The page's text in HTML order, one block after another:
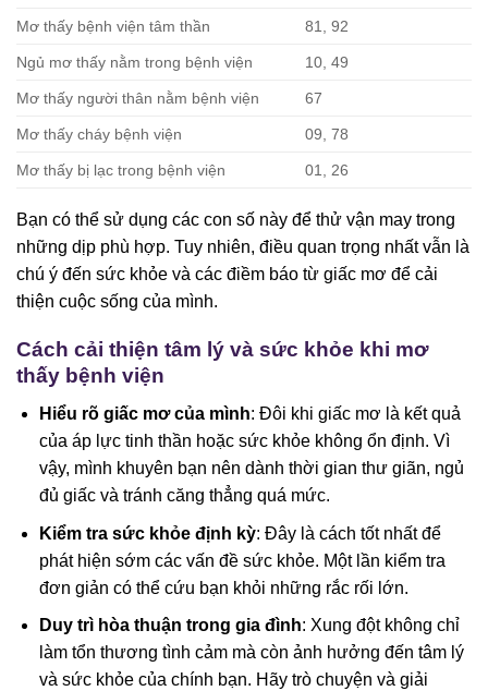
Mơ thấy bệnh viện tâm thần 81, 92
Ngủ mơ thấy nằm trong bệnh viện 10, 49
Mơ thấy người thân nằm bệnh viện 67
Mơ thấy cháy bệnh viện 09, 78
Mơ thấy bị lạc trong bệnh viện 01, 26
Bạn có thể sử dụng các con số này để thử vận may trong
những dịp phù hợp. Tuy nhiên, điều quan trọng nhất vẫn là
chú ý đến sức khỏe và các điềm báo từ giấc mơ để cải
thiện cuộc sống của mình.
Cách cải thiện tâm lý và sức khỏe khi mơ
thấy bệnh viện
Hiểu rõ giấc mơ của mình: Đôi khi giấc mơ là kết quả
của áp lực tinh thần hoặc sức khỏe không ổn định. Vì
vậy, mình khuyên bạn nên dành thời gian thư giãn, ngủ
đủ giấc và tránh căng thẳng quá mức.
Kiểm tra sức khỏe định kỳ: Đây là cách tốt nhất để
phát hiện sớm các vấn đề sức khỏe. Một lần kiểm tra
đơn giản có thể cứu bạn khỏi những rắc rối lớn.
Duy trì hòa thuận trong gia đình: Xung đột không chỉ
làm tổn thương tình cảm mà còn ảnh hưởng đến tâm lý
và sức khỏe của chính bạn. Hãy trò chuyện và giải